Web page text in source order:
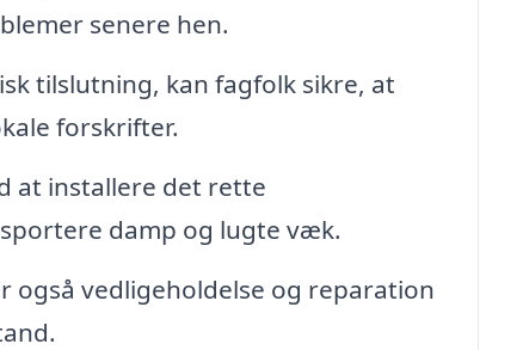
senere hen.
tilslutning, kan fagfolk sikre, at
forskrifter.
at installere det rette
damp og lugte væk.
også vedligeholdelse og reparation